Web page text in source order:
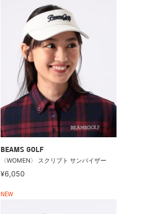
BEAMS GOLF
〈WOMEN〉 スクリプト サンバイザー
¥6,050
NEW